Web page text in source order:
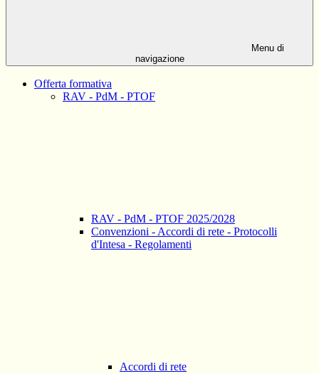
Menu di
navigazione
Offerta formativa
RAV - PdM - PTOF
RAV - PdM - PTOF 2025/2028
Convenzioni - Accordi di rete - Protocolli
d'Intesa - Regolamenti
Accordi di rete